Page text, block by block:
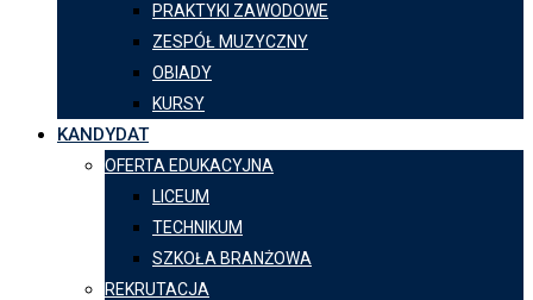
PRAKTYKI ZAWODOWE
ZESPÓŁ MUZYCZNY
OBIADY
KURSY
KANDYDAT
OFERTA EDUKACYJNA
LICEUM
TECHNIKUM
SZKOŁA BRANŻOWA
REKRUTACJA